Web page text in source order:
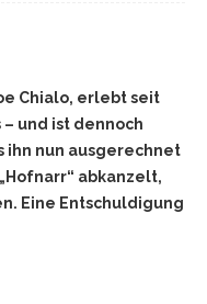
Chialo, erlebt seit
und ist dennoch
ihn nun ausgerechnet
abkanzelt,
Eine Entschuldigung